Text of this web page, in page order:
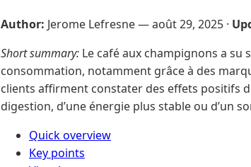
Author: Jerome Lefresne —août 29, 2025 ·
Short summary: Le café aux champignons a su
consommation, notamment grâce à des
clients affirment constater des effets positifs
digestion, d’une énergie plus stable ou d’un
Quick overview
Key points